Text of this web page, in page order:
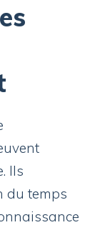
Ils
du temps